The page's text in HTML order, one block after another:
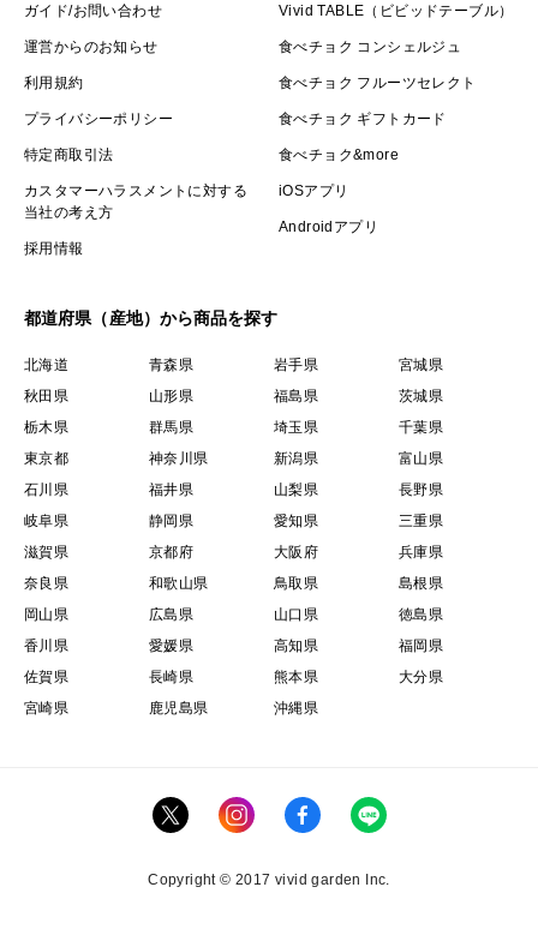
ガイド/お問い合わせ
運営からのお知らせ
利用規約
プライバシーポリシー
特定商取引法
カスタマーハラスメントに対する
当社の考え方
採用情報
Vivid TABLE（ビビッドテーブル）
食べチョク コンシェルジュ
食べチョク フルーツセレクト
食べチョク ギフトカード
食べチョク&more
iOSアプリ
Androidアプリ
都道府県（産地）から商品を探す
北海道 青森県 岩手県
宮城県
秋田県
山形県 福島県
茨城県
栃木県
群馬県 埼玉県
千葉県
東京都
神奈川県 新潟県
富山県
石川県
福井県 山梨県
長野県
岐阜県
静岡県 愛知県
三重県
滋賀県
京都府 大阪府
兵庫県
奈良県
和歌山県 鳥取県
島根県
岡山県
広島県 山口県
徳島県
香川県
愛媛県 高知県
福岡県
佐賀県
長崎県 熊本県
大分県
宮崎県
鹿児島県 沖縄県
Copyright © 2017 vivid garden Inc.